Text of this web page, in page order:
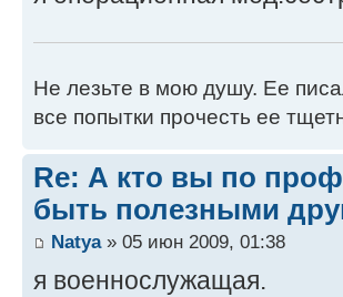
Не лезьте в мою душу. Ее
все попытки прочесть ее
Re: А кто вы по
быть полезными
Natya» 05 июн 2009, 01:38
я военнослужащая.